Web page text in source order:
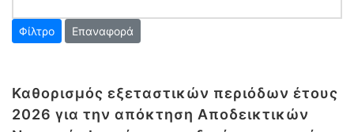
Επαναφορά
Καθορισμός εξεταστικών περιόδων έτους
2026 για την απόκτηση Αποδεικτικών